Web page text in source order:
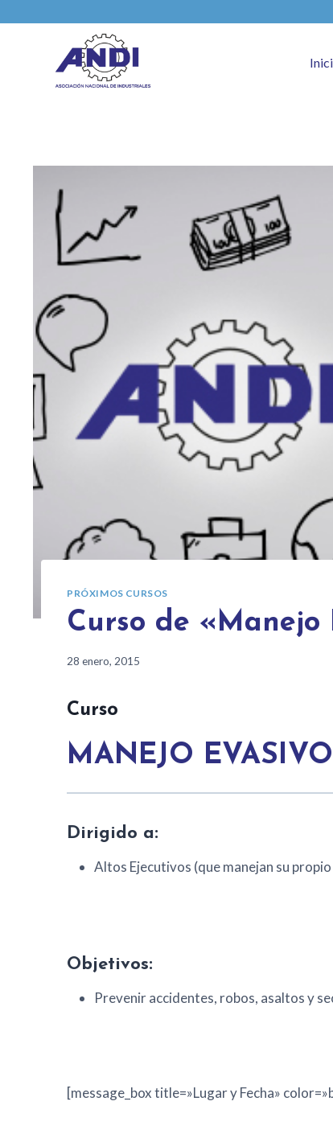
PRÓXIMOS CURSOS
Curso de «Manejo
28 enero, 2015
Curso
MANEJO
Dirigido a:
Altos Ejecutivos (que manejan su
Objetivos:
Prevenir accidentes, robos, asaltos y
[message_box title=»Lugar y Fecha»